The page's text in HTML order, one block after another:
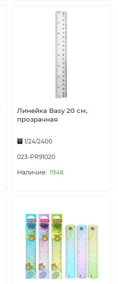
Линейка Basy 20 см,
прозрачная
1/24/2400
023-PR91020
1948